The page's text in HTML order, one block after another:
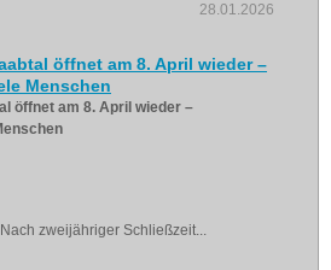
28.01.2026
öffnet am 8. April wieder –
Menschen
öffnet am 8. April wieder –
zweijähriger Schließzeit...